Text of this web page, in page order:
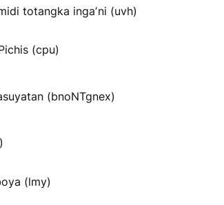
totangka ingaʼni (uvh)
(cpu)
(bnoNTgnex)
(lmy)